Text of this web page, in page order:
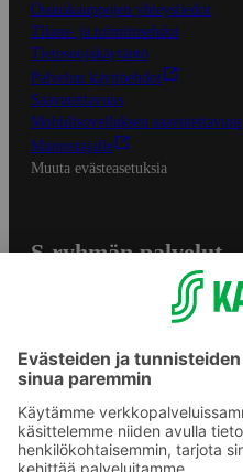
Osuuskauppojen yhteystiedot
Tilaus- ja toimitusehdot
Tietosuojakäytäntö
Palvelun käyttöehdot
Saavutettavuus
Mobiilisovelluksen saavutettavuus
Mainostajalle
Muuta evästeasetuksia
S-ryhmän palvelut
Yhteishyvä Ruoka -sovellus
S-ostoslista -sovellus
Prisma.fi
Sokos.fi
S-Pankki